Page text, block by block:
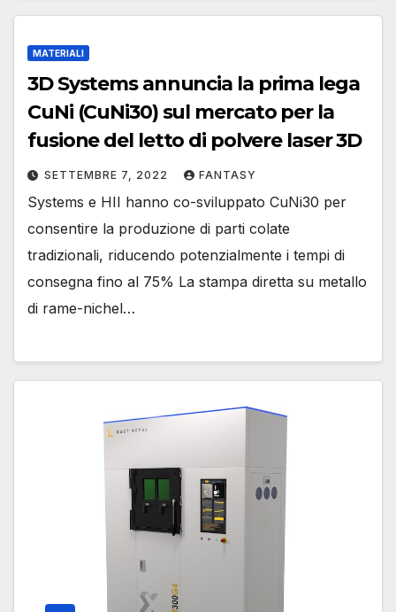
MATERIALI
3D Systems annuncia la prima lega
CuNi (CuNi30) sul mercato per la
fusione del letto di polvere laser 3D
SETTEMBRE 7, 2022 FANTASY
Systems e HII hanno co-sviluppato CuNi30 per
consentire la produzione di parti colate
tradizionali, riducendo potenzialmente i tempi di
consegna fino al 75% La stampa diretta su metallo
di rame-nichel…